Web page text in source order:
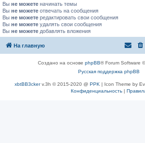
Вы не можете начинать темы
Вы не можете отвечать на сообщения
Вы не можете редактировать свои сообщения
Вы не можете удалять свои сообщения
Вы не можете добавлять вложения
На главную
Создано на основе phpBB® Forum Software
Русская поддержка phpBB
xbtBB3ckerv.3h © 2015-2020 @ PPK | Icon Theme by
Конфиденциальность|